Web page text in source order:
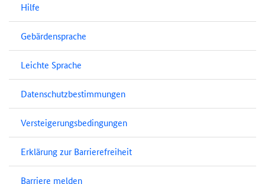
Hilfe
Gebärdensprache
Leichte Sprache
Datenschutzbestimmungen
Versteigerungsbedingungen
Erklärung zur Barrierefreiheit
Barriere melden